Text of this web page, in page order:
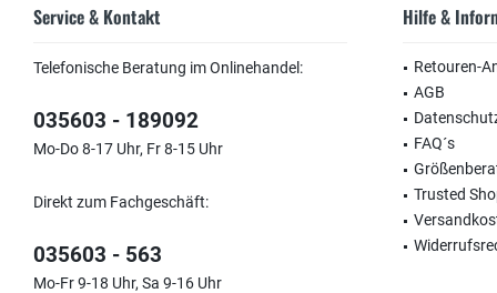
Service & Kontakt
Telefonische Beratung im Onlinehandel:
035603 - 189092
Mo-Do 8-17 Uhr, Fr 8-15 Uhr
Direkt zum Fachgeschäft:
035603 - 563
Mo-Fr 9-18 Uhr, Sa 9-16 Uhr
Hilfe &
Retouren-
AGB
FAQ´s
Trusted